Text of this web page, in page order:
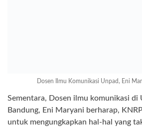
Dosen Ilmu Komunikasi Unpad, Eni
Sementara, Dosen ilmu komunikasi di
Bandung, Eni Maryani berharap,
untuk mengungkapkan hal-hal yang